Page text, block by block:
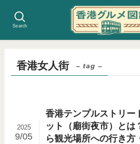
Search
香港女人街 – tag –
香港テンプルストリー
ット（廟街夜市）とは
ら観光場所への行き方
2025
9/05